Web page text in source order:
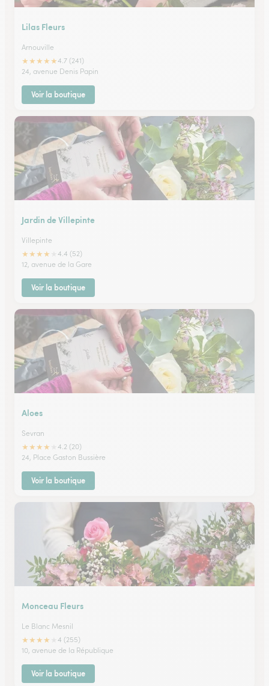
Lilas Fleurs
Arnouville
★★★★★4.7 (241)
24, avenue Denis Papin
Voir la boutique
Jardin de Villepinte
Villepinte
★★★★
4.4 (52)
12, avenue de la Gare
Voir la boutique
Aloes
Sevran
★★★★
4.2 (20)
24, Place Gaston Bussière
Voir la boutique
Monceau Fleurs
Le Blanc Mesnil
★★★★
4 (255)
10, avenue de la République
Voir la boutique